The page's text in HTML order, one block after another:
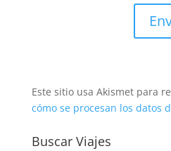
Este sitio usa Akismet para
cómo se procesan los datos
Buscar Viajes